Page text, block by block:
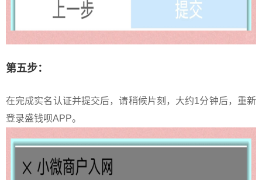
第五步：
在完成实名认证并提交后，请稍候片刻，大约1分钟后，重新
登录盛钱呗APP。